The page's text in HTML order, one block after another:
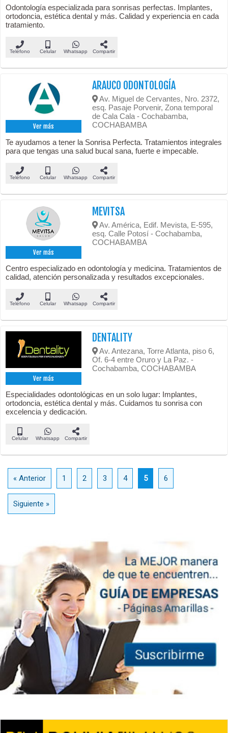
Odontología especializada para sonrisas perfectas. Implantes,
ortodoncia, estética dental y más. Calidad y experiencia en cada
tratamiento.
Teléfono Celular Whatsapp Compartir
Ver más
ARAUCO ODONTOLOGÍA
Av. Miguel de Cervantes, Nro. 2372,
esq. Pasaje Porvenir, Zona temporal
de Cala Cala - Cochabamba,
COCHABAMBA
Te ayudamos a tener la Sonrisa Perfecta. Tratamientos integrales
para que tengas una salud bucal sana, fuerte e impecable.
Teléfono Celular Whatsapp Compartir
Ver más
MEVITSA
Av. América, Edif. Mevista, E-595,
esq. Calle Potosí - Cochabamba,
COCHABAMBA
Centro especializado en odontología y medicina. Tratamientos de
calidad, atención personalizada y resultados excepcionales.
Teléfono Celular Whatsapp Compartir
Ver más
DENTALITY
Av. Antezana, Torre Atlanta, piso 6,
Of. 6-4 entre Oruro y La Paz. -
Cochabamba, COCHABAMBA
Especialidades odontológicas en un solo lugar: Implantes,
ortodoncia, estética dental y más. Cuidamos tu sonrisa con
excelencia y dedicación.
Celular Whatsapp Compartir
« Anterior 1 2 3 4 5 6
Siguiente »